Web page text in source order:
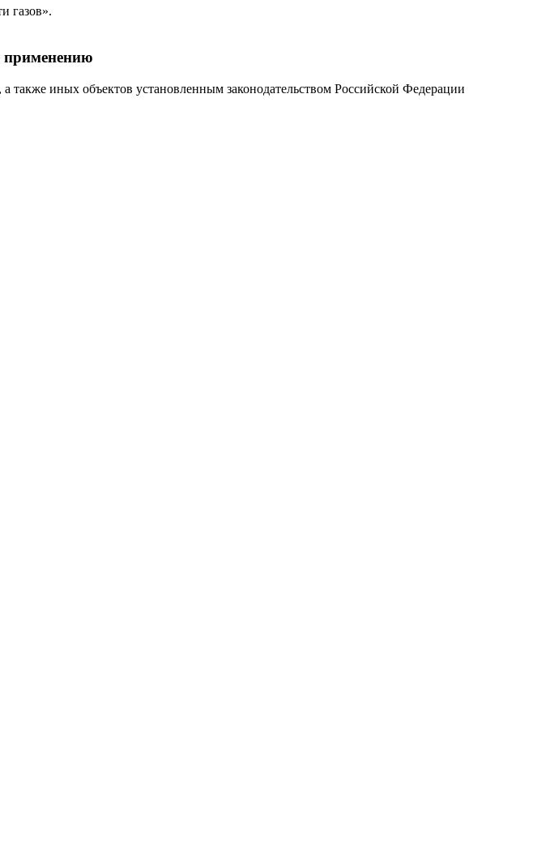
газов».
применению
иных объектов установленным законодательством Российской Федерации